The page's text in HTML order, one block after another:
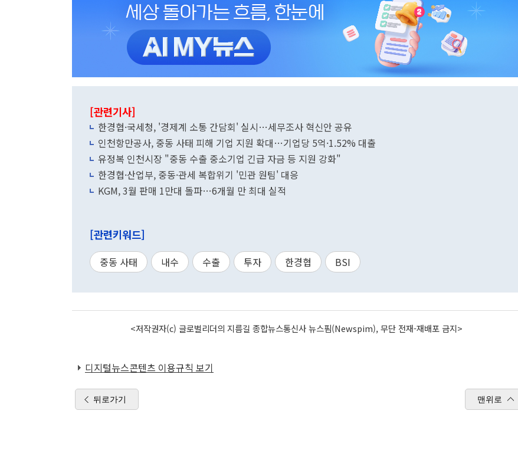
[관련기사]
한경협·국세청, '경제계 소통 간담회' 실시…세무조사 혁신안 공유
인천항만공사, 중동 사태 피해 기업 지원 확대…기업당 5억·1.52% 대출
유정복 인천시장 "중동 수출 중소기업 긴급 자금 등 지원 강화"
한경협·산업부, 중동·관세 복합위기 '민관 원팀' 대응
KGM, 3월 판매 1만대 돌파…6개월 만 최대 실적
[관련키워드]
중동 사태 내수 수출 투자 한경협 BSI
<저작권자(c) 글로벌리더의 지름길 종합뉴스통신사 뉴스핌(Newspim), 무단 전재-재배포 금지>
디지털뉴스콘텐츠 이용규칙 보기
뒤로가기 맨위로